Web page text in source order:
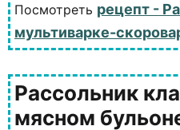
Посмотреть рецепт -
мультиварке-
Рассольник
мясном